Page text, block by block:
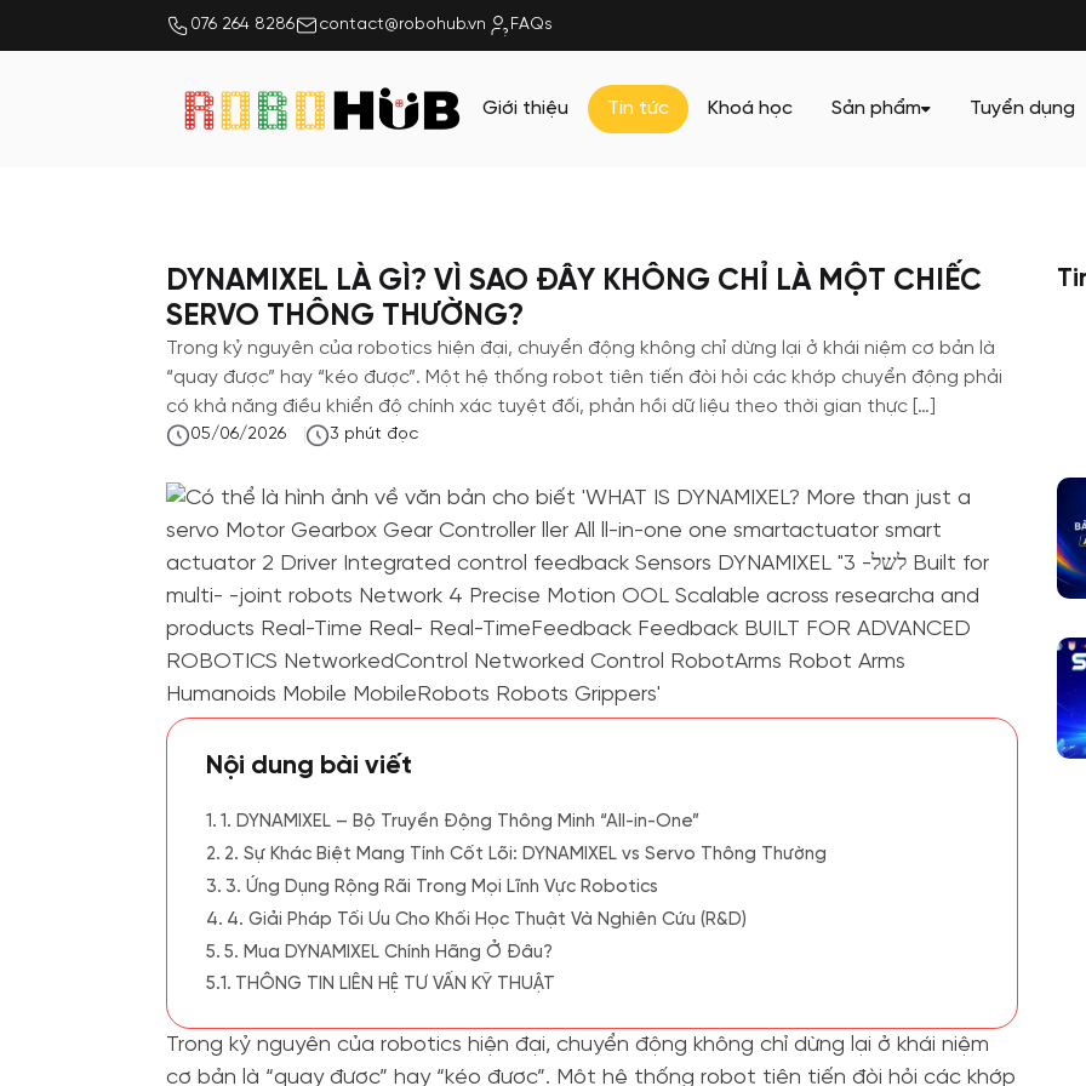
076 264 8286 contact@robohub.vn FAQs
Giới thiệu Tin tức Khoá học Sản phẩm Tuyển dụng
DYNAMIXEL LÀ GÌ? VÌ SAO ĐÂY KHÔNG CHỈ LÀ MỘT CHIẾC
SERVO THÔNG THƯỜNG?
Trong kỷ nguyên của robotics hiện đại, chuyển động không chỉ dừng lại ở khái niệm cơ bản là
“quay được” hay “kéo được”. Một hệ thống robot tiên tiến đòi hỏi các khớp chuyển động phải
có khả năng điều khiển độ chính xác tuyệt đối, phản hồi dữ liệu theo thời gian thực […]
05/06/2026 3 phút đọc
Nội dung bài viết
1. DYNAMIXEL – Bộ Truyền Động Thông Minh “All-in-One”
2. Sự Khác Biệt Mang Tính Cốt Lõi: DYNAMIXEL vs Servo Thông Thường
3. Ứng Dụng Rộng Rãi Trong Mọi Lĩnh Vực Robotics
4. Giải Pháp Tối Ưu Cho Khối Học Thuật Và Nghiên Cứu (R&D)
5. Mua DYNAMIXEL Chính Hãng Ở Đâu?
THÔNG TIN LIÊN HỆ TƯ VẤN KỸ THUẬT
Trong kỷ nguyên của robotics hiện đại, chuyển động không chỉ dừng lại ở khái niệm
cơ bản là “quay được” hay “kéo được”. Một hệ thống robot tiên tiến đòi hỏi các khớp